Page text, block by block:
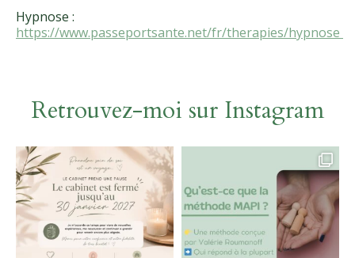
Hypnose :
https://www.passeportsante.net/fr/therapies/hypnose
Retrouvez-moi sur Instagram